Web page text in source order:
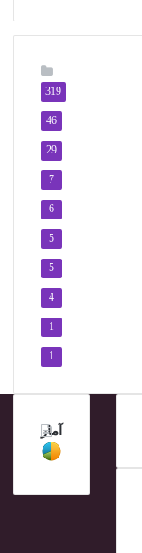
319
46
29
7
6
5
5
4
1
1
آمار